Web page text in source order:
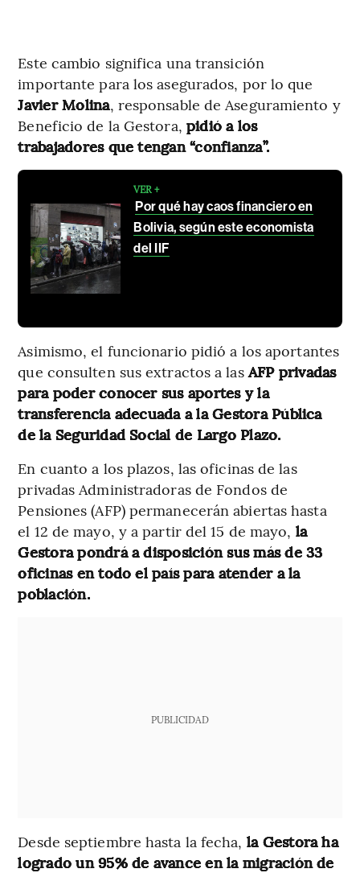
Este cambio significa una transición
importante para los asegurados, por lo que
Javier Molina, responsable de Aseguramiento y
Beneficio de la Gestora, pidió a los
trabajadores que tengan “confianza”.
VER +
Por qué hay caos financiero en
Bolivia, según este economista
del IIF
Asimismo, el funcionario pidió a los aportantes
que consulten sus extractos a lasAFP privadas
para poder conocer sus aportes y la
transferencia adecuada a la Gestora Pública
de la Seguridad Social de Largo Plazo.
En cuanto a los plazos, las oficinas de las
privadas Administradoras de Fondos de
Pensiones (AFP) permanecerán abiertas hasta
el 12 de mayo, y a partir del 15 de mayo, la
Gestora pondrá a disposición sus más de 33
oficinas en todo el país para atender a la
población.
PUBLICIDAD
Desde septiembre hasta la fecha, la Gestora ha
logrado un 95% de avance en la migración de